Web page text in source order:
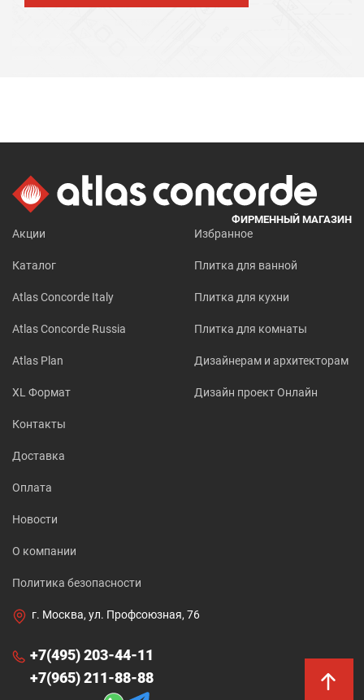
ФИРМЕННЫЙ МАГАЗИН
Акции
Каталог
Atlas Concorde Italy
Atlas Concorde Russia
Atlas Plan
XL Формат
Избранное
Плитка для ванной
Плитка для кухни
Плитка для комнаты
Дизайнерам и архитекторам
Дизайн проект Онлайн
Контакты
Доставка
Оплата
Новости
О компании
Политика безопасности
г. Москва, ул. Профсоюзная, 76
+7(495) 203-44-11
+7(965) 211-88-88